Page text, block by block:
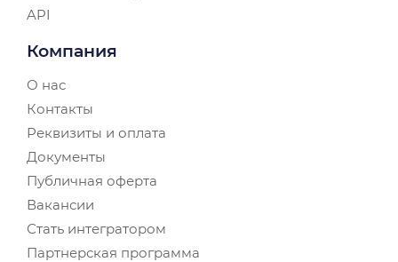
API
Компания
О нас
Контакты
Реквизиты и оплата
Документы
Публичная оферта
Вакансии
Стать интегратором
Партнерская программа